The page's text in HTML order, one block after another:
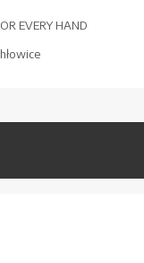
EVERY HAND